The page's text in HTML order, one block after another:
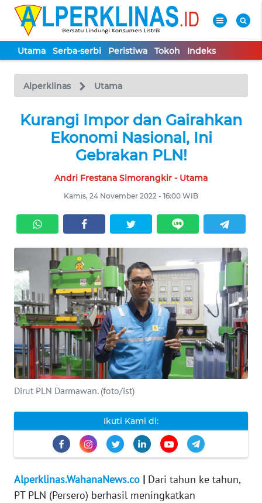
Utama Serba-serbi Peristiwa Tokoh Indeks
Alperklinas Utama
Kurangi Impor dan Gairahkan
Ekonomi Nasional, Ini
Gebrakan PLN!
Andri Frestana Simorangkir - Utama
Kamis, 24 November 2022 - 16:00 WIB
Dirut PLN Darmawan. (foto/ist)
Ikuti Kami di:
Alperklinas.WahanaNews.co | Dari tahun ke tahun,
PT PLN (Persero) berhasil meningkatkan
TV
Tutup
UTAMA
TOKOH
INDEKS
BERITA
KONTAK
KAMI
INFO
IKLAN
KAMI
PEDOMAN
SIBER